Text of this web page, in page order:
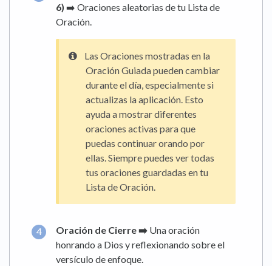
6) ➡️ Oraciones aleatorias de tu Lista de
Oración.
Las Oraciones mostradas en la
Oración Guiada pueden cambiar
durante el día, especialmente si
actualizas la aplicación. Esto
ayuda a mostrar diferentes
oraciones activas para que
puedas continuar orando por
ellas. Siempre puedes ver todas
tus oraciones guardadas en tu
Lista de Oración.
Oración de Cierre ➡️ Una oración
honrando a Dios y reflexionando sobre el
versículo de enfoque.